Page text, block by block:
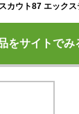
をサイトでみ